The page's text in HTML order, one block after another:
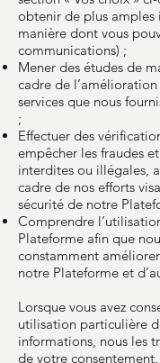
obtenir de plus amples
manière dont vous
communications) ;
Mener des études de
cadre de
services que nous
;
Effectuer des
empêcher les fraudes
interdites ou illégales,
cadre de nos efforts
sécurité de notre
Comprendre
Plateforme afin que
constamment
notre Plateforme et
Lorsque vous avez
utilisation particulière
informations, nous les
de votre